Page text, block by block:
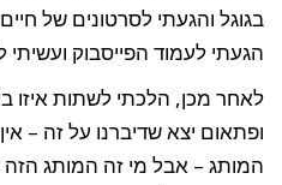
הגעתי לעמוד הפייסבוק ועשיתי
לאחר מכן, הלכתי לשתות איזו
ופתאום יצא שדיברנו על זה –